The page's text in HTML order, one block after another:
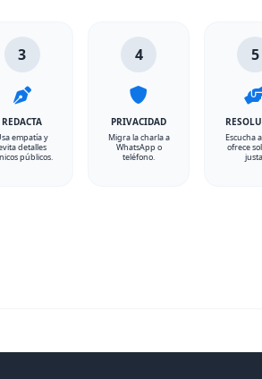
3
REDACTA
empatía y
detalles
públicos.
4
PRIVACIDAD
Migra la charla a
WhatsApp o
teléfono.
5
Escucha
ofrece